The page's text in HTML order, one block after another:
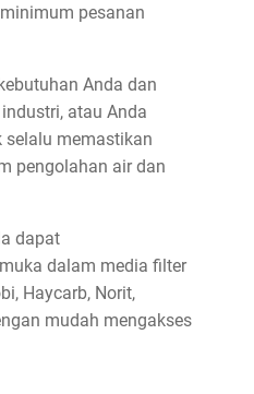
pesanan
Anda dan
atau Anda
selalu memastikan
pengolahan air dan
dapat
dalam media filter
Haycarb, Norit,
mudah mengakses